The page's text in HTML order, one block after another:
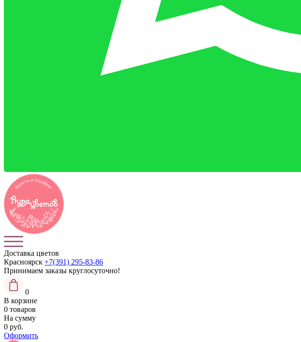
Доставка цветов
Красноярск +7(391) 295-83-86
Принимаем заказы круглосуточно!
0
В корзине
0 товаров
На сумму
0 руб.
Оформить